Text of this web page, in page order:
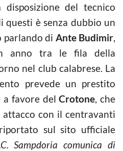
del tecnico
questi è senza dubbio un
parlando di Ante Budimir,
anno tra le fila della
nel club calabrese. La
prevede un prestito
a favore delCrotone, che
con il centravanti
sul sito ufficiale
Sampdoria comunica di